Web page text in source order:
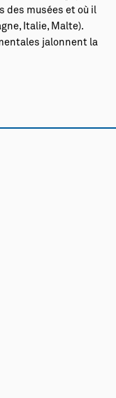
des musées et où il
Italie, Malte).
jalonnent la